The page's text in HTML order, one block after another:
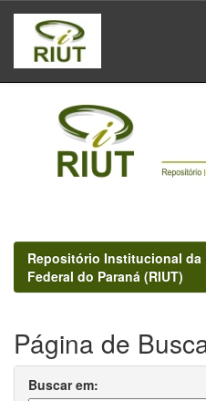
Skip
navigation
Repositório Institucional
Federal do Paraná (RIUT)
Página de
Buscar em: